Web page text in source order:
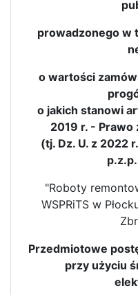
prowadzonego w
o wartości
o jakich stanowi
2019 r. -
(tj. Dz. U. z 2022
"Roboty
WSPRiTS w
Przedmiotowe
przy użyciu